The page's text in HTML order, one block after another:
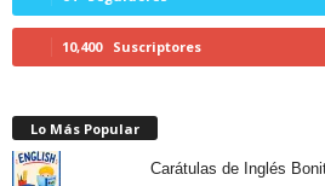
10,400 Suscriptores
Lo Más Popular
Carátulas de Inglés